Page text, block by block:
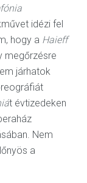
idézi fel
hogy a Haieff
megőrzésre
járhatok
t évtizedeken
Nem
a